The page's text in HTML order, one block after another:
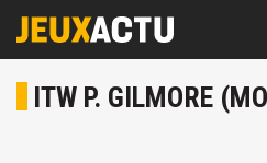
ITW P. GILMORE